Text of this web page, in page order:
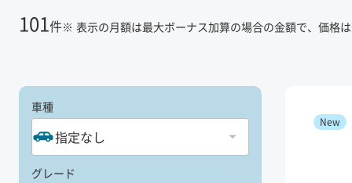
101件※ 表示の月額は最大ボーナス加算の場合の金額で、価格
車種
Choose a maker:
指定なし
グレード
New